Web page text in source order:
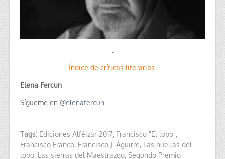
Índice de críticas literarias.
Elena Fercun
Sígueme en @elenafercun
Tags: Ediciones Alféizar 2017, Francisco "El lobo",
Francisco Franco, Francisco J. Aguirre, Las huellas del
lobo, Las sierras del Maestrazgo, Segundo Premio